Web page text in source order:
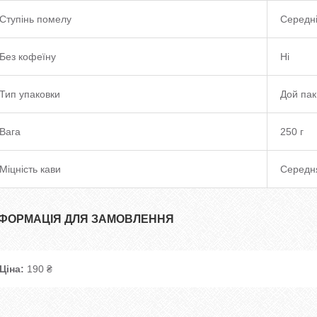
Ступінь помелу
Без кофеїну Ні
Тип упаковки Дой пак
Вага 250 г
Міцність кави
ДЛЯ ЗАМОВЛЕННЯ
Ціна: 190 ₴